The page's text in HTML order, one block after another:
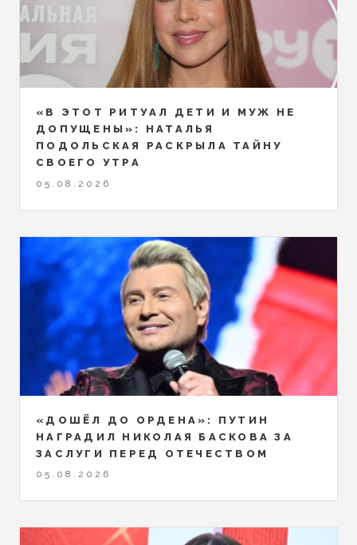
«В ЭТОТ РИТУАЛ ДЕТИ И МУЖ НЕ
ДОПУЩЕНЫ»: НАТАЛЬЯ
ПОДОЛЬСКАЯ РАСКРЫЛА ТАЙНУ
СВОЕГО УТРА
05.08.2026
«ДОШЁЛ ДО ОРДЕНА»: ПУТИН
НАГРАДИЛ НИКОЛАЯ БАСКОВА ЗА
ЗАСЛУГИ ПЕРЕД ОТЕЧЕСТВОМ
05.08.2026